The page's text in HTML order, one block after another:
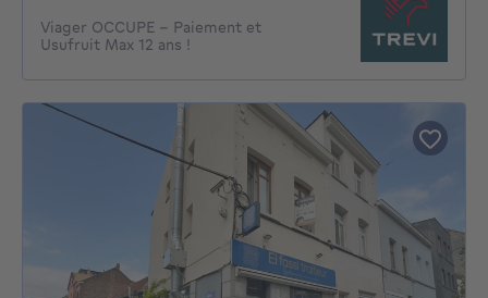
Viager OCCUPE - Paiement et
Usufruit Max 12 ans !